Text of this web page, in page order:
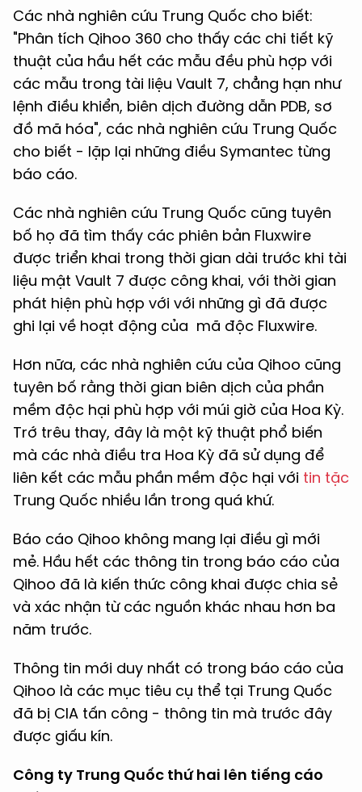
Các nhà nghiên cứu Trung Quốc cho biết:
"Phân tích Qihoo 360 cho thấy các chi tiết kỹ
thuật của hầu hết các mẫu đều phù hợp với
các mẫu trong tài liệu Vault 7, chẳng hạn như
lệnh điều khiển, biên dịch đường dẫn PDB, sơ
đồ mã hóa", các nhà nghiên cứu Trung Quốc
cho biết - lặp lại những điều Symantec từng
báo cáo.
Các nhà nghiên cứu Trung Quốc cũng tuyên
bố họ đã tìm thấy các phiên bản Fluxwire
được triển khai trong thời gian dài trước khi tài
liệu mật Vault 7 được công khai, với thời gian
phát hiện phù hợp với với những gì đã được
ghi lại về hoạt động của mã độc Fluxwire.
Hơn nữa, các nhà nghiên cứu của Qihoo cũng
tuyên bố rằng thời gian biên dịch của phần
mềm độc hại phù hợp với múi giờ của Hoa Kỳ.
Trớ trêu thay, đây là một kỹ thuật phổ biến
mà các nhà điều tra Hoa Kỳ đã sử dụng để
liên kết các mẫu phần mềm độc hại với tin tặc
Trung Quốc nhiều lần trong quá khứ.
Báo cáo Qihoo không mang lại điều gì mới
mẻ. Hầu hết các thông tin trong báo cáo của
Qihoo đã là kiến thức công khai được chia sẻ
và xác nhận từ các nguồn khác nhau hơn ba
năm trước.
Thông tin mới duy nhất có trong báo cáo của
Qihoo là các mục tiêu cụ thể tại Trung Quốc
đã bị CIA tấn công - thông tin mà trước đây
được giấu kín.
Công ty Trung Quốc thứ hai lên tiếng cáo